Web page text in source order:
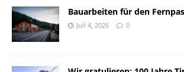
Bauarbeiten für den
Juli 4, 2026 0